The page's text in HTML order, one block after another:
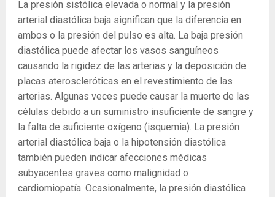
La presión sistólica elevada o normal y la presión
arterial diastólica baja significan que la diferencia en
ambos o la presión del pulso es alta. La baja presión
diastólica puede afectar los vasos sanguíneos
causando la rigidez de las arterias y la deposición de
placas ateroscleróticas en el revestimiento de las
arterias. Algunas veces puede causar la muerte de las
células debido a un suministro insuficiente de sangre y
la falta de suficiente oxígeno (isquemia). La presión
arterial diastólica baja o la hipotensión diastólica
también pueden indicar afecciones médicas
subyacentes graves como malignidad o
cardiomiopatía. Ocasionalmente, la presión diastólica